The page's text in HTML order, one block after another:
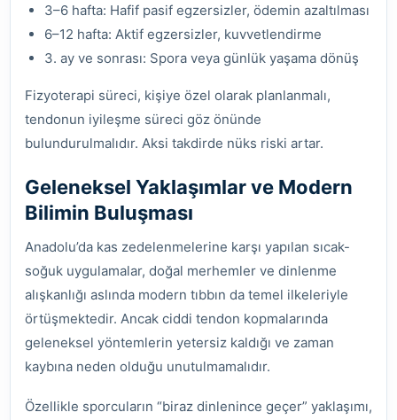
3–6 hafta: Hafif pasif egzersizler, ödemin azaltılması
6–12 hafta: Aktif egzersizler, kuvvetlendirme
3. ay ve sonrası: Spora veya günlük yaşama dönüş
Fizyoterapi süreci, kişiye özel olarak planlanmalı,
tendonun iyileşme süreci göz önünde
bulundurulmalıdır. Aksi takdirde nüks riski artar.
Geleneksel Yaklaşımlar ve Modern
Bilimin Buluşması
Anadolu’da kas zedelenmelerine karşı yapılan sıcak-
soğuk uygulamalar, doğal merhemler ve dinlenme
alışkanlığı aslında modern tıbbın da temel ilkeleriyle
örtüşmektedir. Ancak ciddi tendon kopmalarında
geleneksel yöntemlerin yetersiz kaldığı ve zaman
kaybına neden olduğu unutulmamalıdır.
Özellikle sporcuların “biraz dinlenince geçer” yaklaşımı,